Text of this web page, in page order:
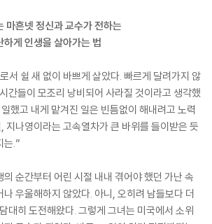
마흔넷 정신과 교수가 전하는
게 인생을 살아가는 법
서 쉴 새 없이 바쁘게 살았다. 빠르게 달려가지 않
간들이 모조리 낭비되어 사라질 것이라고 생각했
했고 내게 맡겨진 일은 빈틈없이 해내려고 노력
지나영이라는 고속열차가 큰 바위를 들이받은 듯
는.”
순간부터 어린 시절 내내 겪어야 했던 가난 속
우울해하지 않았다. 아니, 오히려 남들보다 더
대히 도전해왔다. 그렇게 그녀는 미국에서 소위